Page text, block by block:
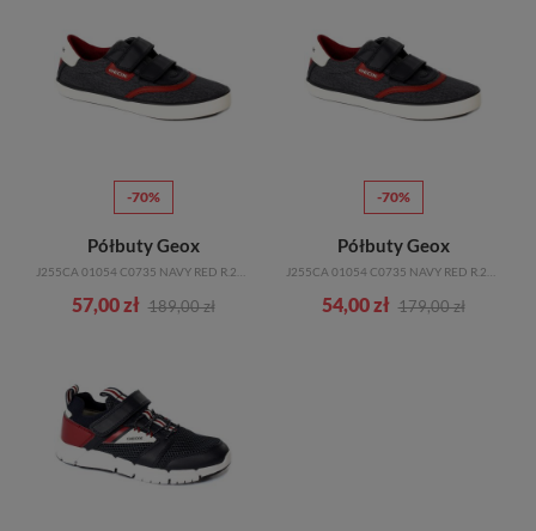
-70%
Półbuty Geox
57,00 zł 189,00 zł
-70%
Półbuty Geox
54,00 zł 179,00 zł